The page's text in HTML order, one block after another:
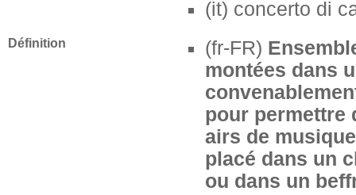
(it) concerto di
Définition (fr-FR)
montées dans
pour permettre
airs de
placé dans un
ou dans un